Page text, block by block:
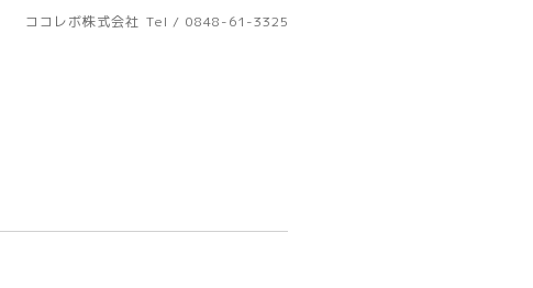
ココレボ株式会社 Tel / 0848-61-3325